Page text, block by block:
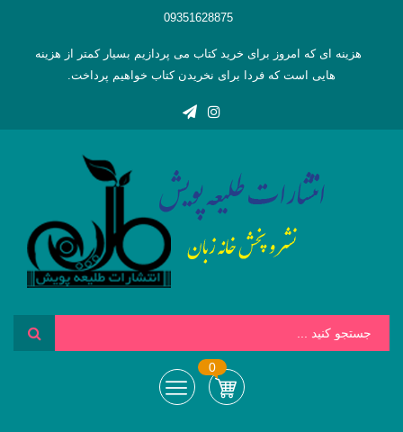
09351628875
هزینه ای که امروز برای خرید کتاب می پردازیم بسیار کمتر از هزینه
هایی است که فردا برای نخریدن کتاب خواهیم پرداخت.
0